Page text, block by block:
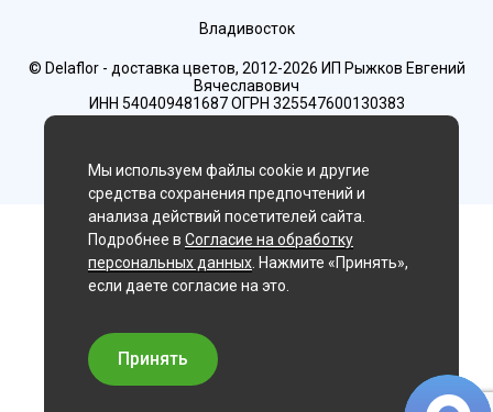
Владивосток
© Delaflor - доставка цветов, 2012-2026 ИП Рыжков Евгений
Вячеславович
ИНН 540409481687 ОГРН 325547600130383
Мы используем файлы cookie и другие
средства сохранения предпочтений и
анализа действий посетителей сайта.
Подробнее в Согласие на обработку
персональных данных . Нажмите «Принять»,
если даете согласие на это.
Принять